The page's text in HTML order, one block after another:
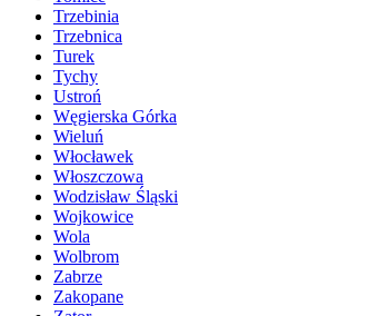
Trzebinia
Trzebnica
Turek
Tychy
Ustroń
Węgierska Górka
Wieluń
Włocławek
Włoszczowa
Wodzisław Śląski
Wojkowice
Wola
Wolbrom
Zabrze
Zakopane